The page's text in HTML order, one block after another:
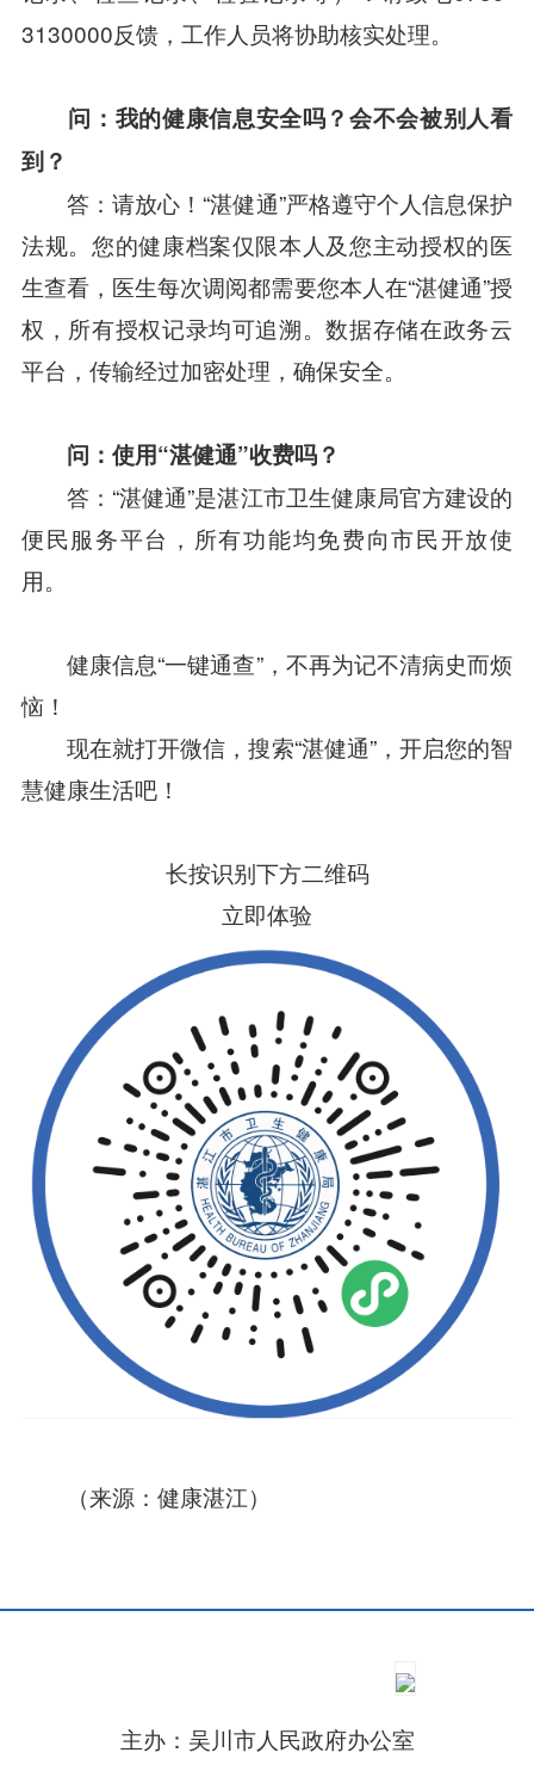
3130000反馈，工作人员将协助核实处理。
问：我的健康信息安全吗？会不会被别人看
到？
答：请放心！“湛健通”严格遵守个人信息保护
法规。您的健康档案仅限本人及您主动授权的医
生查看，医生每次调阅都需要您本人在“湛健通”授
权，所有授权记录均可追溯。数据存储在政务云
平台 ，传输经过加密处理，确保安全。
问：使用“湛健通”收费吗？
答：“湛健通”是湛江市卫生健康局官方建设的
便民服务平台，所有功能均免费向市民开放使
用。
健康信息“一键通查”，不再为记不清病史而烦
恼！
现在就打开微信，搜索“湛健通”，开启您的智
慧健康生活吧！
长按识别下方二维码
立即体验
（来源：健康湛江）
主办：吴川市人民政府办公室